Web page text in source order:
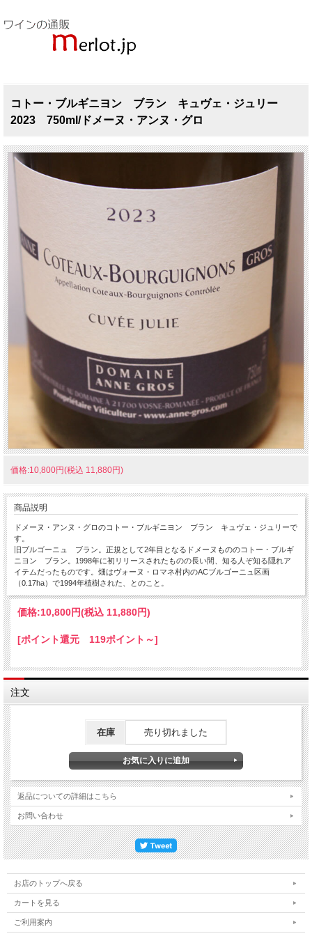
コトー・ブルギニヨン ブラン キュヴェ・ジュリー
2023 750ml/ドメーヌ・アンヌ・グロ
価格:10,800円(税込 11,880円)
商品説明
ドメーヌ・アンヌ・グロのコトー・ブルギニヨン ブラン キュヴェ・ジュリーで
す。
旧ブルゴーニュ ブラン。正規として2年目となるドメーヌもののコトー・ブルギ
ニヨン ブラン。1998年に初リリースされたものの長い間、知る人ぞ知る隠れア
イテムだったものです。畑はヴォーヌ・ロマネ村内のACブルゴーニュ区画
（0.17ha）で1994年植樹された、とのこと。
価格:10,800円(税込 11,880円)
[ポイント還元 119ポイント～]
注文
在庫 売り切れました
返品についての詳細はこちら
お問い合わせ
お店のトップへ戻る
カートを見る
ご利用案内